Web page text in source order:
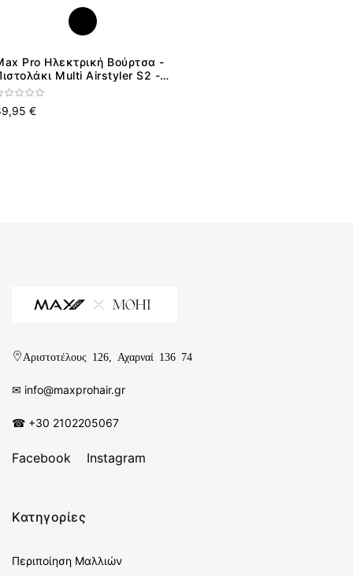
Pro Ηλεκτρική Βούρτσα -
Multi Airstyler S2 -
€
Αριστοτέλους 126, Αχαρναί 136 74
✉︎ info@maxprohair.gr
☎ +30 2102205067
Facebook Instagram
Κατηγορίες
Περιποίηση Μαλλιών